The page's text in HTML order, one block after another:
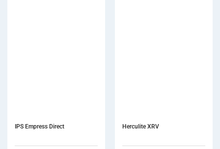
Herculite XRV